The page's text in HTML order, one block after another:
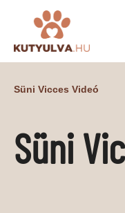
KUTYULVA – HÍREK
CUKI
Süni Vicces Videó
Süni